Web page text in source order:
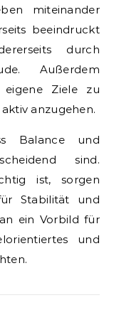
miteinander
beeindruckt
durch
Außerdem
eigene Ziele zu
anzugehen.
Balance und
sind.
ist, sorgen
Stabilität und
ein Vorbild für
und